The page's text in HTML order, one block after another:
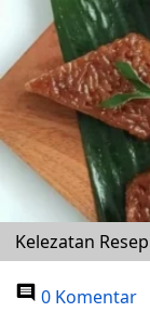
Kelezatan
0 Komentar